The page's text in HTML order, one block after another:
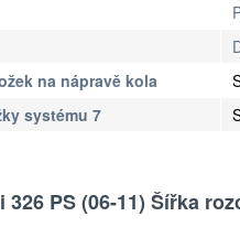
na nápravě kola
systému 7
PS (06-11) Šířka